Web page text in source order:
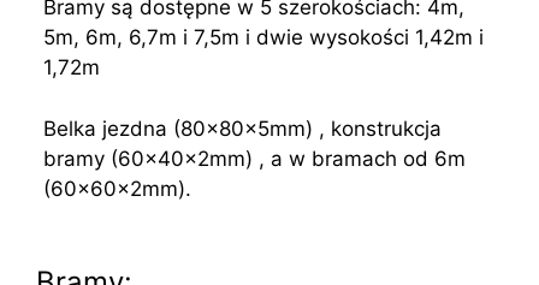
Bramy są dostępne w 5 szerokościach: 4m,
5m, 6m, 6,7m i 7,5m i dwie wysokości 1,42m i
1,72m
Belka jezdna (80x80x5mm) , konstrukcja
bramy (60x40x2mm) , a w bramach od 6m
(60x60x2mm).